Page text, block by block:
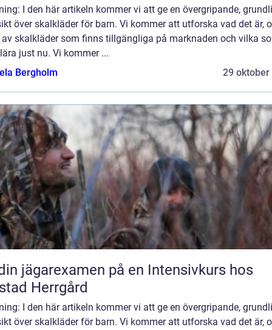
I den här artikeln kommer vi att ge en övergripande,
över skalkläder för barn. Vi kommer att utforska vad det är,
av skalkläder som finns tillgängliga på marknaden och vilka
just nu. Vi kommer ...
Bergholm
29 oktober
jägarexamen på en Intensivkurs hos
Herrgård
I den här artikeln kommer vi att ge en övergripande,
över skalkläder för barn. Vi kommer att utforska vad det är,